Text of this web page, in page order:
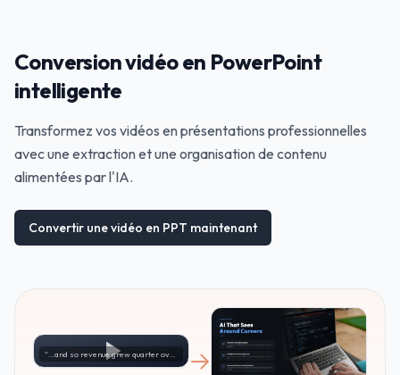
Conversion vidéo en PowerPoint
intelligente
Transformez vos vidéos en présentations professionnelles
avec une extraction et une organisation de contenu
alimentées par l'IA.
Convertir une vidéo en PPT maintenant
“…and so revenue grew quarter over quarter…”